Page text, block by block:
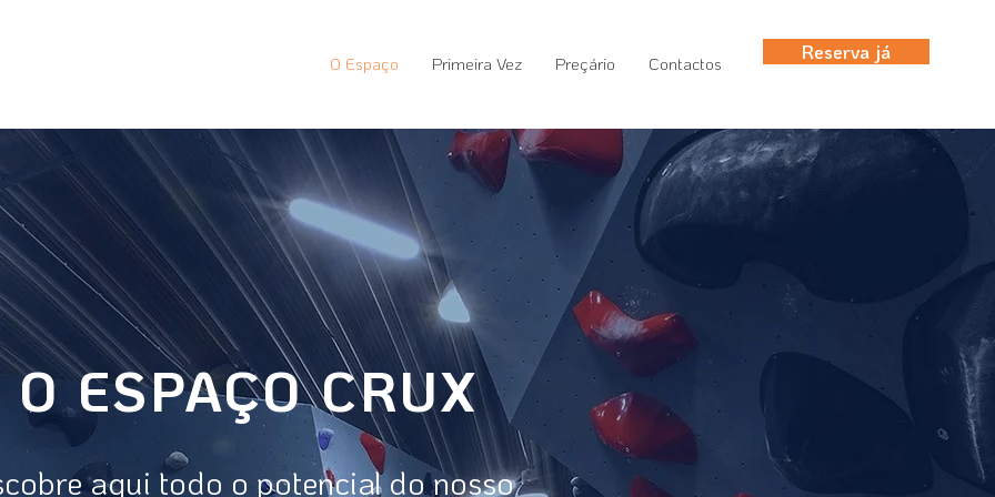
O Espaço Primeira Vez Preçário Contactos Reserva já
O ESPAÇO CRUX
aqui todo o potencial do nosso